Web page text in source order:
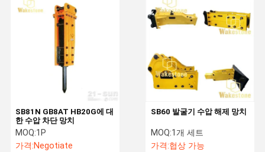
SB81N GB8AT HB20G에 대
한 수압 차단 망치
MOQ:1P
가격:Negotiate
SB60 발굴기 수압 해제 망치
MOQ:1개 세트
가격:협상 가능